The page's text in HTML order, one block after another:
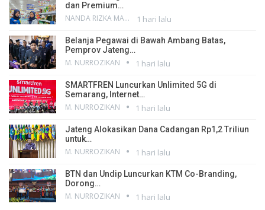
dan Premium…
NANDA RIZKA MAHENDRA 1 hari lalu
Belanja Pegawai di Bawah Ambang Batas,
Pemprov Jateng…
M. NURROZIKAN 1 hari lalu
SMARTFREN Luncurkan Unlimited 5G di
Semarang, Internet…
M. NURROZIKAN 1 hari lalu
Jateng Alokasikan Dana Cadangan Rp1,2 Triliun
untuk…
M. NURROZIKAN 1 hari lalu
BTN dan Undip Luncurkan KTM Co-Branding,
Dorong…
M. NURROZIKAN 1 hari lalu